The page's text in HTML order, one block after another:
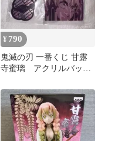
¥ 790
鬼滅の刃 一番くじ 甘露
寺蜜璃 アクリルバッジ